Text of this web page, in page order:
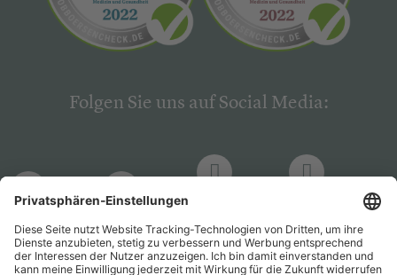
Folgen Sie uns auf Social Media:
PsychJOB PsychJOB
Hogrefe
Verlag
Hogrefe
Verlag